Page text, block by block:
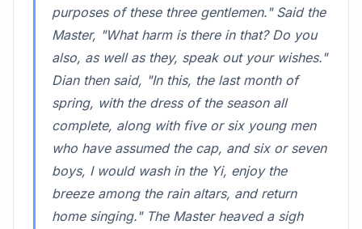
purposes of these three gentlemen." Said the
Master, "What harm is there in that? Do you
also, as well as they, speak out your wishes."
Dian then said, "In this, the last month of
spring, with the dress of the season all
complete, along with five or six young men
who have assumed the cap, and six or seven
boys, I would wash in the Yi, enjoy the
breeze among the rain altars, and return
home singing." The Master heaved a sigh